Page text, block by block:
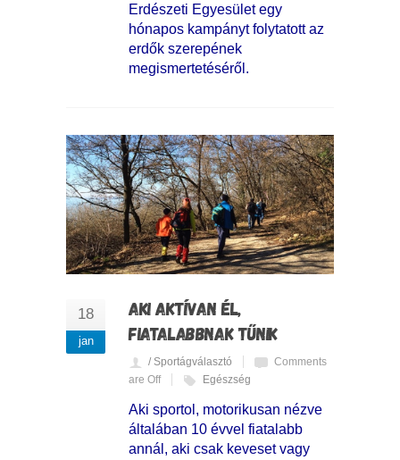
Erdészeti Egyesület egy
hónapos kampányt folytatott az
erdők szerepének
megismertetéséről.
18
jan
AKI AKTÍVAN ÉL,
FIATALABBNAK TŰNIK
/ Sportágválasztó
Comments
are Off
Egészség
Aki sportol, motorikusan nézve
általában 10 évvel fiatalabb
annál, aki csak keveset vagy